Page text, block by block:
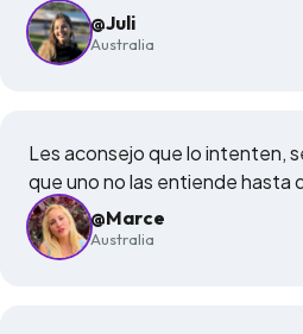
@Juli
Australia
Les aconsejo que lo intenten,
que uno no las entiende hasta
@Marce
Australia